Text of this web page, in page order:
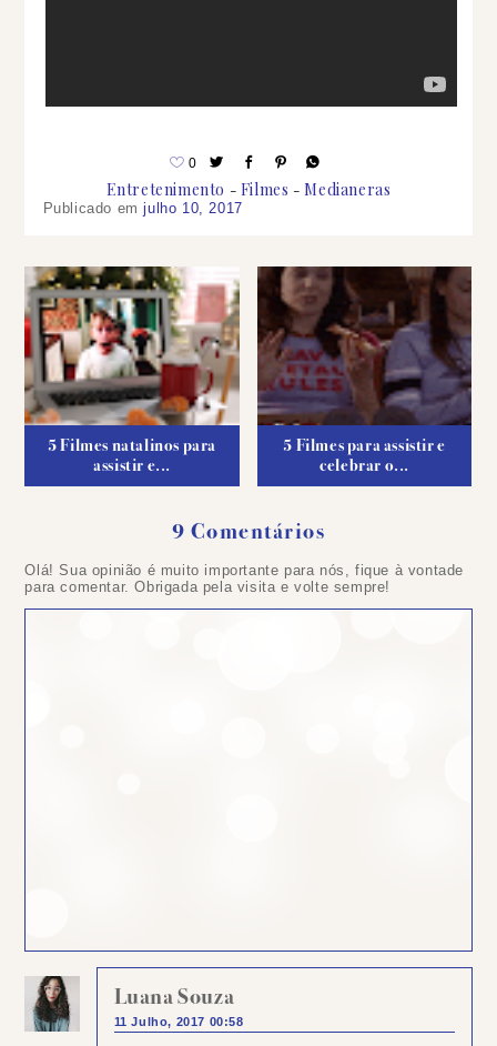
0
Entretenimento Filmes Medianeras
Publicado emjulho 10, 2017
5 Filmes natalinos para
assistir e...
5 Filmes para assistir e
celebrar o...
9 Comentários
Olá! Sua opinião é muito importante para nós, fique à vontade
para comentar. Obrigada pela visita e volte sempre!
Luana Souza
11 Julho, 2017 00:58